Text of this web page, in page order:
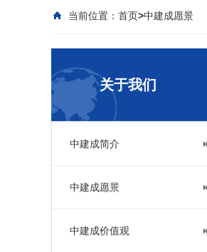
当前位置： 首页>中建成愿景
关于我们
中建成简介
中建成愿景
中建成价值观